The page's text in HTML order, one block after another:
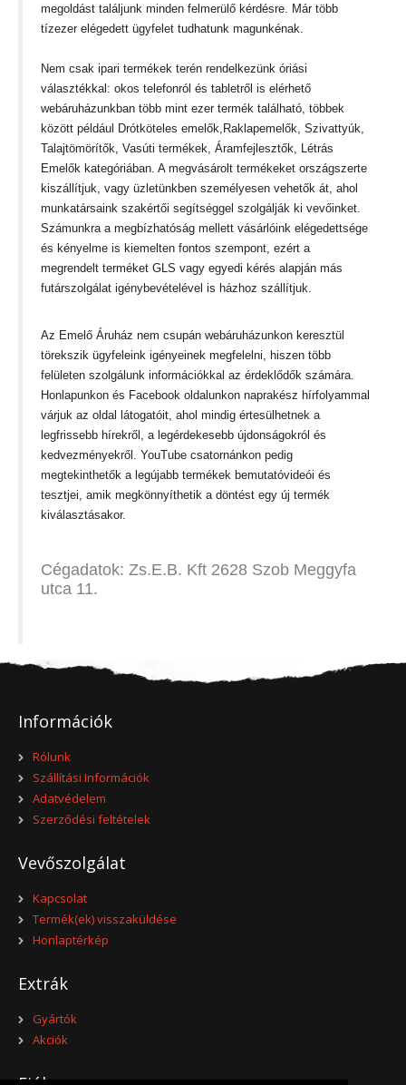
megoldást találjunk minden felmerülő kérdésre. Már több
tízezer elégedett ügyfelet tudhatunk magunkénak.
Nem csak ipari termékek terén rendelkezünk óriási
választékkal: okos telefonról és tabletről is elérhető
webáruházunkban több mint ezer termék található, többek
között például Drótköteles emelők,Raklapemelők, Szivattyúk,
Talajtömörítők, Vasúti termékek, Áramfejlesztők, Létrás
Emelők kategóriában. A megvásárolt termékeket országszerte
kiszállítjuk, vagy üzletünk ben személyesen vehetők át, ahol
munkatársaink szakértői segítséggel szolgálják ki vevőinket.
Számunkra a megbízhatóság mellett vásárlóink elégedettsége
és kényelme is kiemelten fontos szempont, ezért a
megrendelt terméket GLS vagy egyedi kérés alapján más
futárszolgálat igénybevételével is házhoz szállítjuk.
Az Emelő Áruház nem csupán webáruházunkon keresztül
törekszik ügyfeleink igényeinek megfelelni, hiszen több
felületen szolgálunk információkkal az érdeklődők számára.
Honlapunkon és Facebook oldalunkon naprakész hírfolyammal
várjuk az oldal látogatóit, ahol mindig értesülhetnek a
legfrissebb hírekről, a legérdekesebb újdonságokról és
kedvezményekről. YouTube csatornánkon pedig
megtekinthetők a legújabb termékek bemutatóvideói és
tesztjei, amik megkönnyíthetik a döntést egy új termék
kiválasztásakor.
Cégadatok: Zs.E.B. Kft 2628 Szob Meggyfa
utca 11.
Információk
Rólunk
Szállítási Információk
Adatvédelem
Szerződési feltételek
Vevőszolgálat
Kapcsolat
Termék(ek) visszaküldése
Honlaptérkép
Extrák
Gyártók
Akciók